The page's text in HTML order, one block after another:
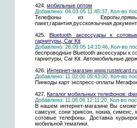
424. мобильные оптом
Добавлено: 04.03.05 11:45:37, Кол-во
Телефоны из Европы,прямые
пакет,гарантия,русскоязычная
425.Bluetooth аксессуары к
гарнитуры, Car Kit
Добавлено: 26.09.05 14:10:46, Кол-во
беспроводные Bluetooth аксессуары к
гарнитуры, Car Kit. Автомобильные
426. Интернет-магазин www.rustelcard.ru
Добавлено: 11.02.06 09:43:00, Кол-во
Пинкоды карт экспресс-оплаты
427. Каталог мобильных телефонов:
Добавлено: 11.08.06 12:11:20, Кол-во
В нашем интернет-магазине Вы
самсунг, сони эриксон, нокиа,
сотовые телефоны. Доставка
мобильной тематики.